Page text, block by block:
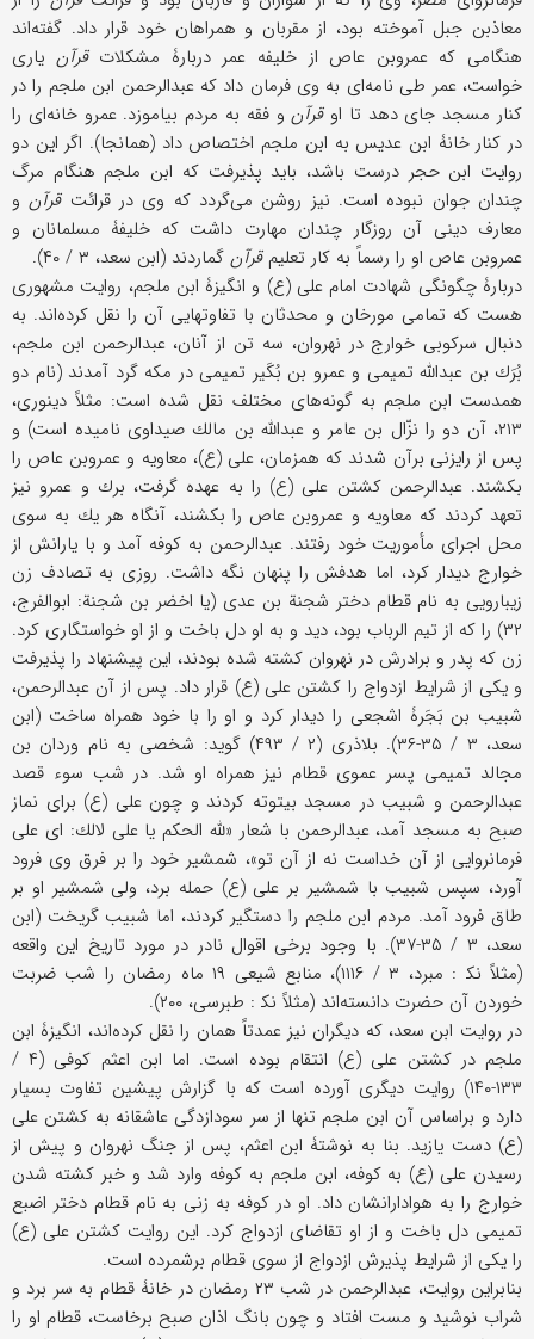
معاذبن جبل آموخته بود، از مقربان و همراهان خود قرار داد. گفته‌اند
هنگامی كه عمروبن عاص از خليفه عمر دربارۀ مشكلاتقرآن ياری
خواست، عمر طی نامه‌ای به وی فرمان داد كه عبدالرحمن ابن ملجم را در
كنار مسجد جای دهد تا اوقرآن و فقه به مردم بياموزد. عمرو خانه‌ای را
در كنار خانۀ ابن عديس به ابن ملجم اختصاص داد (همانجا). اگر اين دو
روايت ابن حجر درست باشد، بايد پذيرفت كه ابن ملجم هنگام مرگ
چندان جوان نبوده است. نيز روشن می‌گردد كه وی در قرائتقرآن و
معارف دينی آن روزگار چندان مهارت داشت كه خليفۀ مسلمانان و
عمروبن عاص او را رسماً به كار تعليمقرآن گماردند (ابن سعد، ۳ / ۴۰).
دربارۀ چگونگی شهادت امام علی (ع) و انگيزۀ ابن ملجم، روايت مشهوری
هست كه تمامی مورخان و محدثان با تفاوتهايی آن را نقل كرده‌اند. به
دنبال سركوبی خوارج در نهروان، سه تن از آنان، عبدالرحمن ابن ملجم،
بُرَك بن عبدالله تميمی و عمرو بن بُكَير تميمی در مكه گرد آمدند (نام دو
همدست ابن ملجم به گونه‌های مختلف نقل شده است: مثلاً دينوری،
۲۱۳، آن دو را نزّال بن عامر و عبدالله بن مالك صيداوی ناميده است) و
پس از رايزنی برآن شدند كه همزمان، علی (ع)، معاويه و عمروبن عاص را
بكشند. عبدالرحمن كشتن علی (ع) را به عهده گرفت، برك و عمرو نيز
تعهد كردند كه معاويه و عمروبن عاص را بكشند، آنگاه هر يك به سوی
محل اجرای مأموريت خود رفتند. عبدالرحمن به كوفه آمد و با يارانش از
خوارج ديدار كرد، اما هدفش را پنهان نگه داشت. روزی به تصادف زن
زيبارويی به نام قطام دختر شجنة بن عدی (يا اخضر بن شجنة: ابوالفرج،
۳۲) را كه از تيم الرباب بود، ديد و به او دل باخت و از او خواستگاری كرد.
زن كه پدر و برادرش در نهروان كشته شده بودند، اين پيشنهاد را پذيرفت
و يكی از شرايط ازدواج را كشتن علی (ع) قرار داد. پس از آن عبدالرحمن،
شبيب بن بَجَرۀ اشجعی را ديدار كرد و او را با خود همراه ساخت (ابن
سعد، ۳ / ۳۵-۳۶). بلاذری (۲ / ۴۹۳) گويد: شخصی به نام وردان بن
مجالد تميمی پسر عموی قطام نيز همراه او شد. در شب سوء قصد
عبدالرحمن و شبيب در مسجد بيتوته كردند و چون علی (ع) برای نماز
صبح به مسجد آمد، عبدالرحمن با شعار «لله الحكم يا علی لالك: ای علی
فرمانروايی از آن خداست نه از آن تو»، شمشير خود را بر فرق وی فرود
آورد، سپس شبيب با شمشير بر علی (ع) حمله برد، ولی شمشير او بر
طاق فرود آمد. مردم ابن ملجم را دستگير كردند، اما شبيب گريخت (ابن
سعد، ۳ / ۳۵-۳۷). با وجود برخی اقوال نادر در مورد تاريخ اين واقعه
(مثلاً نك‍ : مبرد، ۳ / ۱۱۱۶)، منابع شيعی ۱۹ ماه رمضان را شب ضربت
خوردن آن حضرت دانسته‌اند (مثلاً نك‍ : طبرسی، ۲۰۰).
در روايت ابن سعد، كه ديگران نيز عمدتاً همان را نقل كرده‌اند، انگيزۀ ابن
ملجم در كشتن علی (ع) انتقام بوده است. اما ابن اعثم كوفی (۴ /
۱۳۳-۱۴۰) روايت ديگری آورده است كه با گزارش پيشين تفاوت بسيار
دارد و براساس آن ابن ملجم تنها از سر سودازدگی عاشقانه به كشتن علی
(ع) دست يازيد. بنا به نوشتۀ ابن اعثم، پس از جنگ نهروان و پيش از
رسيدن علی (ع) به كوفه، ابن ملجم به كوفه وارد شد و خبر كشته شدن
خوارج را به هوادارانشان داد. او در كوفه به زنی به نام قطام دختر اضبع
تميمی دل باخت و از او تقاضای ازدواج كرد. اين روايت كشتن علی (ع)
را يكی از شرايط پذيرش ازدواج از سوی قطام برشمرده است.
بنابراين روايت، عبدالرحمن در شب ۲۳ رمضان در خانۀ قطام به سر برد و
شراب نوشيد و مست افتاد و چون بانگ اذان صبح برخاست، قطام او را